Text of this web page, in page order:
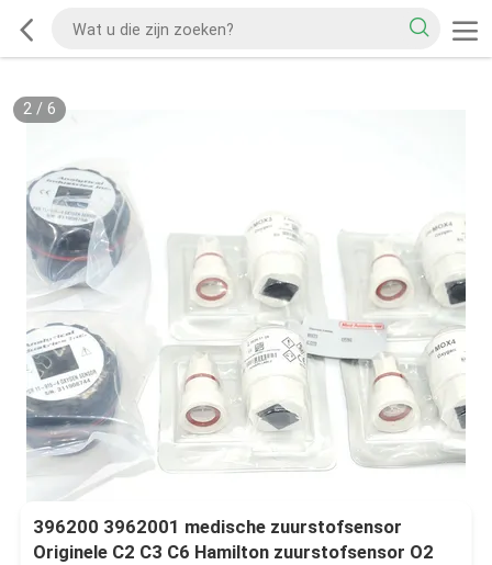
2/ 6
396200 3962001 medische zuurstofsensor
Originele C2 C3 C6 Hamilton zuurstofsensor O2